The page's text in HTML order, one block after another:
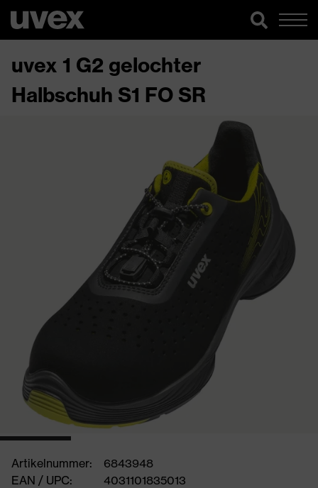
uvex 1 G2 gelochter
Halbschuh S1 FO SR
Artikelnummer:
6843948
EAN / UPC:
4031101835013